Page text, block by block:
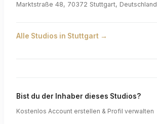
Marktstraße 48, 70372 Stuttgart, Deutschland
Alle Studios in Stuttgart →
Bist du der Inhaber dieses Studios?
Kostenlos Account erstellen & Profil verwalten